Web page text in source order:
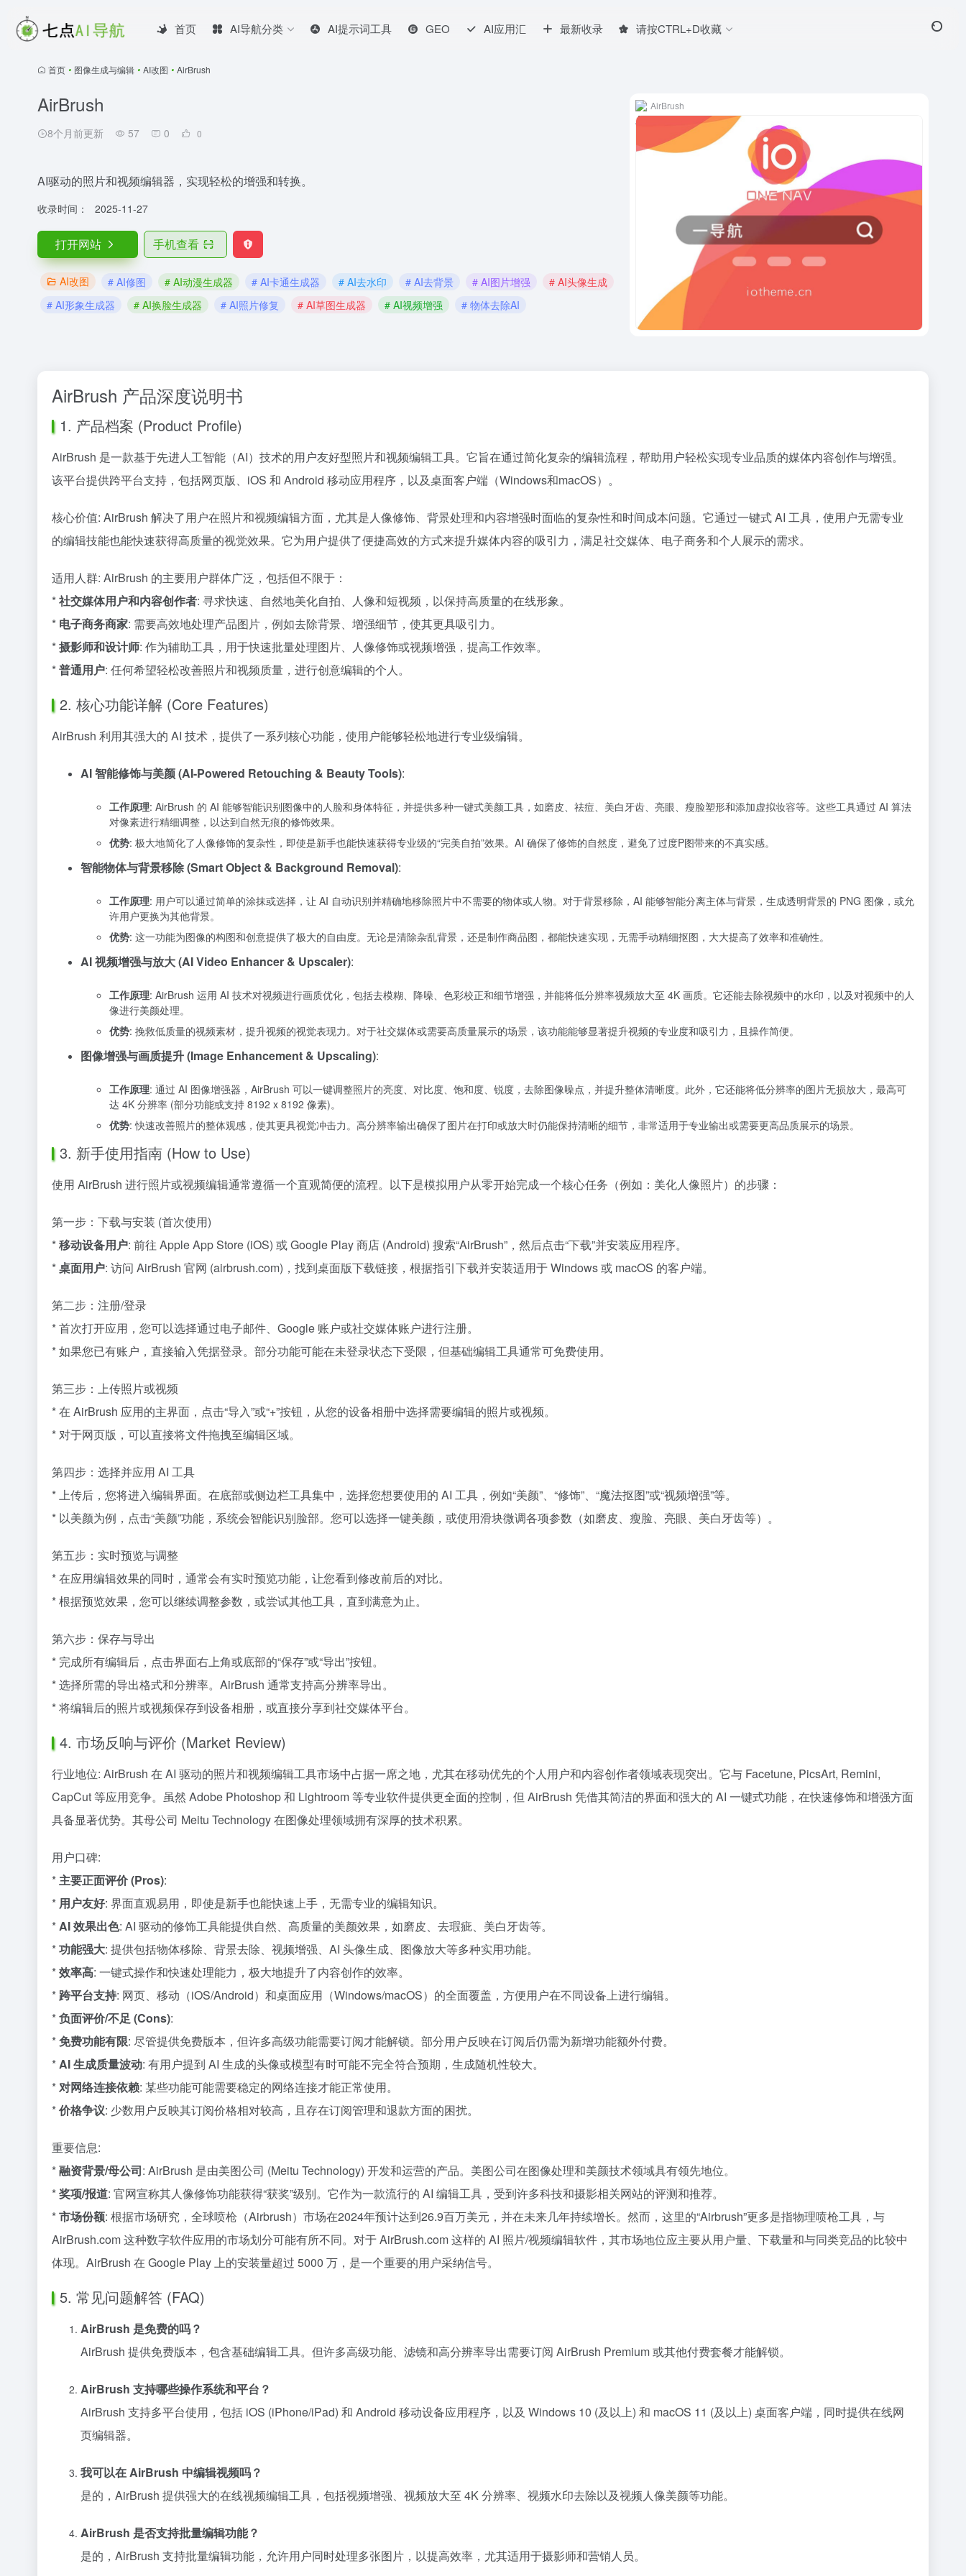
首页 AI导航分类 AI提示词工具 GEO AI应用汇 最新收录 请按CTRL+D收藏
首页 • 图像生成与编辑 • AI改图 • AirBrush
AirBrush
8个月前更新 57 0 0
AI驱动的照片和视频编辑器，实现轻松的增强和转换。
收录时间： 2025-11-27
打开网站 手机查看
AI改图 # AI修图 # AI动漫生成器 # AI卡通生成器 # AI去水印 # AI去背景 # AI图片增强
# AI头像生成
# AI形象生成器
# AI换脸生成器 # AI照片修复 # AI草图生成器 # AI视频增强 # 物体去除AI
AirBrush
AirBrush 产品深度说明书
1. 产品档案 (Product Profile)
AirBrush 是一款基于先进人工智能（AI）技术的用户友好型照片和视频编辑工具。它旨在通过简化复杂的编辑流程，帮助用户轻松实现专业品质的媒体内容创作与增强。
该平台提供跨平台支持，包括网页版、iOS 和 Android 移动应用程序，以及桌面客户端（Windows和macOS）。
核心价值: AirBrush 解决了用户在照片和视频编辑方面，尤其是人像修饰、背景处理和内容增强时面临的复杂性和时间成本问题。它通过一键式 AI 工具，使用户无需专业
的编辑技能也能快速获得高质量的视觉效果。它为用户提供了便捷高效的方式来提升媒体内容的吸引力，满足社交媒体、电子商务和个人展示的需求。
适用人群: AirBrush 的主要用户群体广泛，包括但不限于：
*社交媒体用户和内容创作者: 寻求快速、自然地美化自拍、人像和短视频，以保持高质量的在线形象。
* 电子商务商家: 需要高效地处理产品图片，例如去除背景、增强细节，使其更具吸引力。
*摄影师和设计师: 作为辅助工具，用于快速批量处理图片、人像修饰或视频增强，提高工作效率。
*普通用户: 任何希望轻松改善照片和视频质量，进行创意编辑的个人。
2. 核心功能详解 (Core Features)
AirBrush 利用其强大的 AI 技术，提供了一系列核心功能，使用户能够轻松地进行专业级编辑。
AI 智能修饰与美颜 (AI-Powered Retouching & Beauty Tools):
工作原理: AirBrush 的 AI 能够智能识别图像中的人脸和身体特征，并提供多种一键式美颜工具，如磨皮、祛痘、美白牙齿、亮眼、瘦脸塑形和添加虚拟妆容等。这些工具通过 AI 算法
对像素进行精细调整，以达到自然无痕的修饰效果。
优势: 极大地简化了人像修饰的复杂性，即使是新手也能快速获得专业级的“完美自拍”效果。AI 确保了修饰的自然度，避免了过度P图带来的不真实感。
智能物体与背景移除 (Smart Object & Background Removal):
工作原理: 用户可以通过简单的涂抹或选择，让 AI 自动识别并精确地移除照片中不需要的物体或人物。对于背景移除，AI 能够智能分离主体与背景，生成透明背景的 PNG 图像，或允
许用户更换为其他背景。
优势: 这一功能为图像的构图和创意提供了极大的自由度。无论是清除杂乱背景，还是制作商品图，都能快速实现，无需手动精细抠图，大大提高了效率和准确性。
AI 视频增强与放大 (AI Video Enhancer & Upscaler):
工作原理: AirBrush 运用 AI 技术对视频进行画质优化，包括去模糊、降噪、色彩校正和细节增强，并能将低分辨率视频放大至 4K 画质。它还能去除视频中的水印，以及对视频中的人
像进行美颜处理。
优势: 挽救低质量的视频素材，提升视频的视觉表现力。对于社交媒体或需要高质量展示的场景，该功能能够显著提升视频的专业度和吸引力，且操作简便。
图像增强与画质提升 (Image Enhancement & Upscaling):
工作原理: 通过 AI 图像增强器，AirBrush 可以一键调整照片的亮度、对比度、饱和度、锐度，去除图像噪点，并提升整体清晰度。此外，它还能将低分辨率的图片无损放大，最高可
达 4K 分辨率 (部分功能或支持 8192 x 8192 像素)。
优势: 快速改善照片的整体观感，使其更具视觉冲击力。高分辨率输出确保了图片在打印或放大时仍能保持清晰的细节，非常适用于专业输出或需要更高品质展示的场景。
3. 新手使用指南 (How to Use)
使用 AirBrush 进行照片或视频编辑通常遵循一个直观简便的流程。以下是模拟用户从零开始完成一个核心任务（例如：美化人像照片）的步骤：
第一步：下载与安装 (首次使用)
*移动设备用户: 前往 Apple App Store (iOS) 或 Google Play 商店 (Android) 搜索“AirBrush”，然后点击“下载”并安装应用程序。
*桌面用户: 访问 AirBrush 官网 (airbrush.com)，找到桌面版下载链接，根据指引下载并安装适用于 Windows 或 macOS 的客户端。
第二步：注册/登录
* 首次打开应用，您可以选择通过电子邮件、Google 账户或社交媒体账户进行注册。
* 如果您已有账户，直接输入凭据登录。部分功能可能在未登录状态下受限，但基础编辑工具通常可免费使用。
第三步：上传照片或视频
* 在 AirBrush 应用的主界面，点击“导入”或“+”按钮，从您的设备相册中选择需要编辑的照片或视频。
* 对于网页版，可以直接将文件拖拽至编辑区域。
第四步：选择并应用 AI 工具
* 上传后，您将进入编辑界面。在底部或侧边栏工具集中，选择您想要使用的 AI 工具，例如“美颜”、“修饰”、“魔法抠图”或“视频增强”等。
* 以美颜为例，点击“美颜”功能，系统会智能识别脸部。您可以选择一键美颜，或使用滑块微调各项参数（如磨皮、瘦脸、亮眼、美白牙齿等）。
第五步：实时预览与调整
* 在应用编辑效果的同时，通常会有实时预览功能，让您看到修改前后的对比。
* 根据预览效果，您可以继续调整参数，或尝试其他工具，直到满意为止。
第六步：保存与导出
* 完成所有编辑后，点击界面右上角或底部的“保存”或“导出”按钮。
* 选择所需的导出格式和分辨率。AirBrush 通常支持高分辨率导出。
* 将编辑后的照片或视频保存到设备相册，或直接分享到社交媒体平台。
4. 市场反响与评价 (Market Review)
行业地位: AirBrush 在 AI 驱动的照片和视频编辑工具市场中占据一席之地，尤其在移动优先的个人用户和内容创作者领域表现突出。它与 Facetune, PicsArt, Remini,
CapCut 等应用竞争。虽然 Adobe Photoshop 和 Lightroom 等专业软件提供更全面的控制，但 AirBrush 凭借其简洁的界面和强大的 AI 一键式功能，在快速修饰和增强方面
具备显著优势。其母公司 Meitu Technology 在图像处理领域拥有深厚的技术积累。
用户口碑:
*主要正面评价 (Pros):
* 用户友好: 界面直观易用，即使是新手也能快速上手，无需专业的编辑知识。
*AI 效果出色: AI 驱动的修饰工具能提供自然、高质量的美颜效果，如磨皮、去瑕疵、美白牙齿等。
*功能强大: 提供包括物体移除、背景去除、视频增强、AI 头像生成、图像放大等多种实用功能。
*效率高: 一键式操作和快速处理能力，极大地提升了内容创作的效率。
* 跨平台支持: 网页、移动（iOS/Android）和桌面应用（Windows/macOS）的全面覆盖，方便用户在不同设备上进行编辑。
*负面评价/不足 (Cons):
*免费功能有限: 尽管提供免费版本，但许多高级功能需要订阅才能解锁。部分用户反映在订阅后仍需为新增功能额外付费。
*AI 生成质量波动: 有用户提到 AI 生成的头像或模型有时可能不完全符合预期，生成随机性较大。
*对网络连接依赖: 某些功能可能需要稳定的网络连接才能正常使用。
*价格争议: 少数用户反映其订阅价格相对较高，且存在订阅管理和退款方面的困扰。
重要信息:
*融资背景/母公司: AirBrush 是由美图公司 (Meitu Technology) 开发和运营的产品。美图公司在图像处理和美颜技术领域具有领先地位。
*奖项/报道: 官网宣称其人像修饰功能获得“获奖”级别。它作为一款流行的 AI 编辑工具，受到许多科技和摄影相关网站的评测和推荐。
*市场份额: 根据市场研究，全球喷枪（Airbrush）市场在2024年预计达到26.9百万美元，并在未来几年持续增长。然而，这里的“Airbrush”更多是指物理喷枪工具，与
AirBrush.com 这种数字软件应用的市场划分可能有所不同。对于 AirBrush.com 这样的 AI 照片/视频编辑软件，其市场地位应主要从用户量、下载量和与同类竞品的比较中
体现。AirBrush 在 Google Play 上的安装量超过 5000 万，是一个重要的用户采纳信号。
5. 常见问题解答 (FAQ)
AirBrush 是免费的吗？
AirBrush 提供免费版本，包含基础编辑工具。但许多高级功能、滤镜和高分辨率导出需要订阅 AirBrush Premium 或其他付费套餐才能解锁。
AirBrush 支持哪些操作系统和平台？
AirBrush 支持多平台使用，包括 iOS (iPhone/iPad) 和 Android 移动设备应用程序，以及 Windows 10 (及以上) 和 macOS 11 (及以上) 桌面客户端，同时提供在线网
页编辑器。
我可以在 AirBrush 中编辑视频吗？
是的，AirBrush 提供强大的在线视频编辑工具，包括视频增强、视频放大至 4K 分辨率、视频水印去除以及视频人像美颜等功能。
AirBrush 是否支持批量编辑功能？
是的，AirBrush 支持批量编辑功能，允许用户同时处理多张图片，以提高效率，尤其适用于摄影师和营销人员。